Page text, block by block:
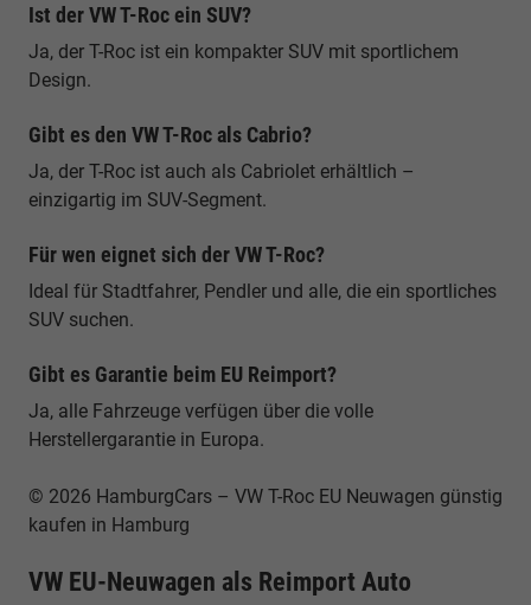
Ist der VW T-Roc ein SUV?
Ja, der T-Roc ist ein kompakter SUV mit sportlichem
Design.
Gibt es den VW T-Roc als Cabrio?
Ja, der T-Roc ist auch als Cabriolet erhältlich –
einzigartig im SUV-Segment.
Für wen eignet sich der VW T-Roc?
Ideal für Stadtfahrer, Pendler und alle, die ein sportliches
SUV suchen.
Gibt es Garantie beim EU Reimport?
Ja, alle Fahrzeuge verfügen über die volle
Herstellergarantie in Europa.
© 2026 HamburgCars – VW T-Roc EU Neuwagen günstig
kaufen in Hamburg
VW EU-Neuwagen als Reimport Auto